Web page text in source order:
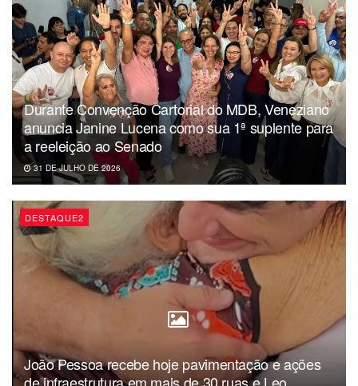
prédios na zona costeira, são considerados nulos de forma
absoluta, desde a sua origem, conforme o entendimento
da maioria.
Blog Maurilio Junior
Durante Convenção Cartorial do MDB, Veneziano
anuncia Janine Lucena como sua 1ª suplente para
a reeleição ao Senado
31 DE JULHO DE 2026
DESTAQUE2
João Pessoa recebe hoje pavimentação e ações
de infraestrutura em mais de 30 ruas e Leo